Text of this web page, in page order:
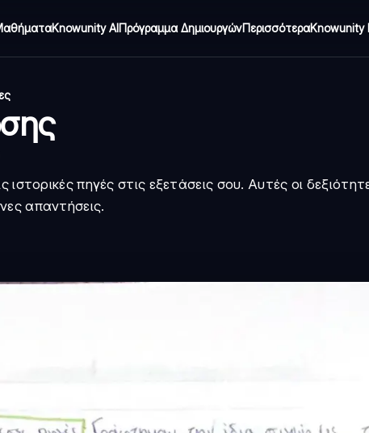
Knowunity AIΠρόγραμμα ΔημιουργώνΠερισσότεραKnowunity
πηγές στις εξετάσεις σου. Αυτές οι
απαντήσεις.